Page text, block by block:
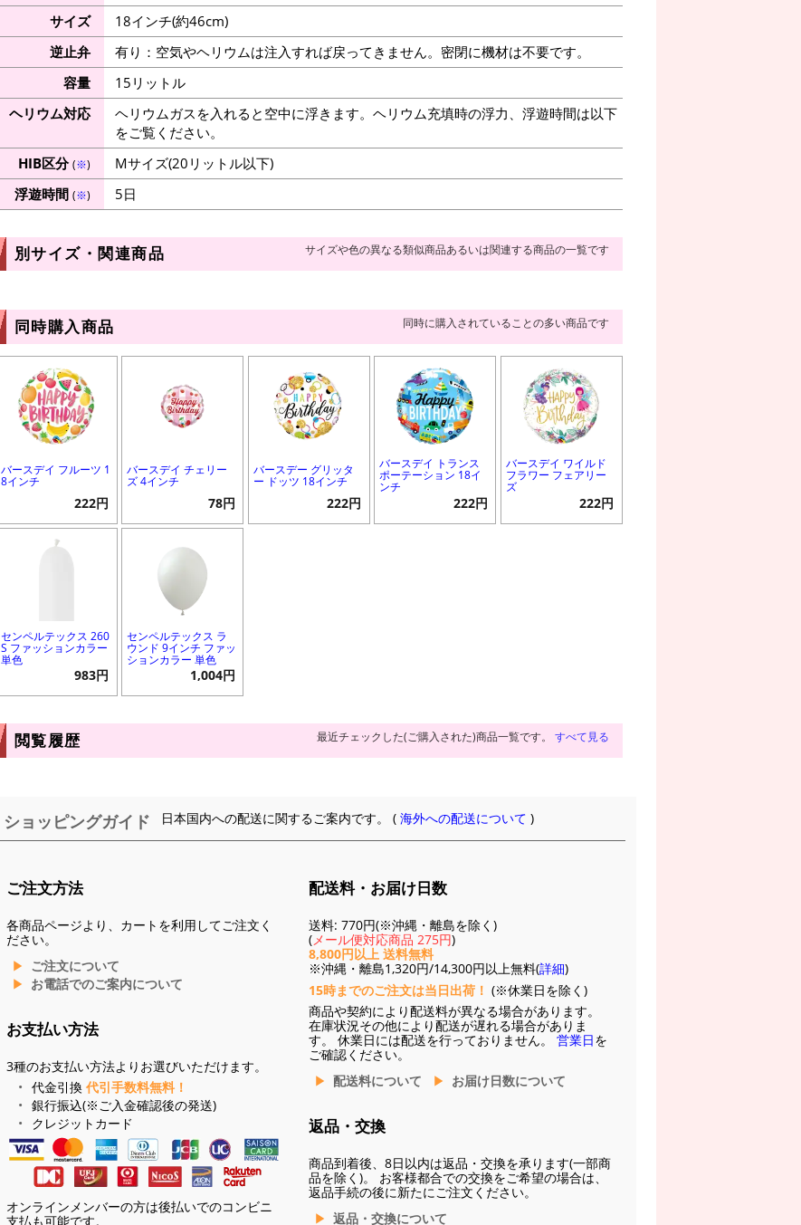
サイズ
18インチ(約46cm)
逆止弁
有り：空気やヘリウムは注入すれば戻ってきません。密閉に機材は不要です。
容量
15リットル
ヘリウム対応
ヘリウムガスを入れると空中に浮きます。ヘリウム充填時の浮力、浮遊時間は以下
をご覧ください。
HIB区分(※)
Mサイズ(20リットル以下)
浮遊時間 (※) 5日
別サイズ・関連商品 サイズや色の異なる類似商品あるいは関連する商品の一覧です
同時購入商品 同時に購入されていることの多い商品です
バースデイ フルーツ 1
8インチ
222円
バースデイ チェリー
ズ 4インチ
78円
バースデー グリッタ
ー ドッツ 18インチ
222円
バースデイ トランス
ポーテーション 18イ
ンチ
222円
バースデイ ワイルド
フラワー フェアリー
ズ
222円
センペルテックス 260
S ファッションカラー
単色
983円
センペルテックス ラ
ウンド 9インチ ファッ
ションカラー 単色
1,004円
閲覧履歴 最近チェックした(ご購入された)商品一覧です。 すべて見る
ショッピングガイド 日本国内への配送に関するご案内です。 (海外への配送について )
ご注文方法
各商品ページより、カートを利用してご注文く
ださい。
ご注文について
お電話でのご案内について
お支払い方法
3種のお支払い方法よりお選びいただけます。
代金引換 代引手数料無料！
銀行振込(※ご入金確認後の発送)
クレジットカード
オンラインメンバーの方は後払いでのコンビニ
支払も可能です。
配送料・お届け日数
送料: 770円(※沖縄・離島を除く)
(メール便対応商品 275円)
8,800円以上 送料無料
※沖縄・離島1,320円/14,300円以上無料(詳細)
15時までのご注文は当日出荷！ (※休業日を除く)
商品や契約により配送料が異なる場合があります。
在庫状況その他により配送が遅れる場合がありま
す。 休業日には配送を行っておりません。 営業日を
ご確認ください。
配送料について
お届け日数について
返品・交換
商品到着後、8日以内は返品・交換を承ります(一部商
品を除く)。 お客様都合での交換をご希望の場合は、
返品手続の後に新たにご注文ください。
返品・交換について